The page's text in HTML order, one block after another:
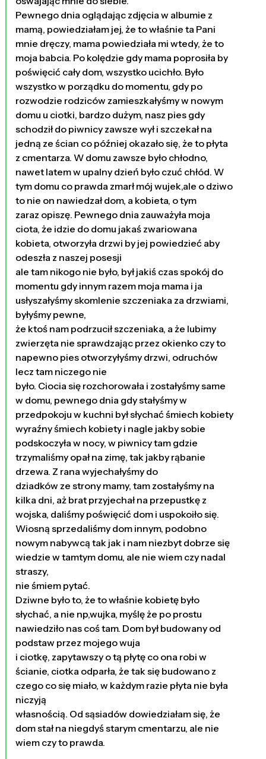
Pewnego dnia oglądając zdjęcia w albumie z
mamą, powiedziałam jej, że to właśnie ta Pani
mnie dręczy, mama powiedziała mi wtedy, że to
moja babcia. Po kolędzie gdy mama poprosiła by
poświęcić cały dom, wszystko ucichło. Było
wszystko w porządku do momentu, gdy po
rozwodzie rodziców zamieszkałyśmy w nowym
domu u ciotki, bardzo dużym, nasz pies gdy
schodził do piwnicy zawsze wył i szczekał na
jedną ze ścian co później okazało się, że to płyta
z cmentarza. W domu zawsze było chłodno,
nawet latem w upalny dzień było czuć chłód. W
tym domu co prawda zmarł mój wujek,ale o dziwo
to nie on nawiedzał dom, a kobieta, o tym
zaraz opiszę. Pewnego dnia zauważyła moja
ciota, że idzie do domu jakaś zwariowana
kobieta, otworzyła drzwi by jej powiedzieć aby
odeszła z naszej posesji
ale tam nikogo nie było, był jakiś czas spokój do
momentu gdy innym razem moja mama i ja
usłyszałyśmy skomlenie szczeniaka za drzwiami,
byłyśmy pewne,
że ktoś nam podrzucił szczeniaka, a że lubimy
zwierzęta nie sprawdzając przez okienko czy to
napewno pies otworzyłyśmy drzwi, odruchów
lecz tam niczego nie
było. Ciocia się rozchorowała i zostałyśmy same
w domu, pewnego dnia gdy stałyśmy w
przedpokoju w kuchni był słychać śmiech kobiety
wyraźny śmiech kobiety i nagle jakby sobie
podskoczyła w nocy, w piwnicy tam gdzie
trzymaliśmy opał na zimę, tak jakby rąbanie
drzewa. Z rana wyjechałyśmy do
dziadków ze strony mamy, tam zostałyśmy na
kilka dni, aż brat przyjechał na przepustkę z
wojska, daliśmy poświęcić dom i uspokoiło się.
Wiosną sprzedaliśmy dom innym, podobno
nowym nabywcą tak jak i nam niezbyt dobrze się
wiedzie w tamtym domu, ale nie wiem czy nadal
straszy,
nie śmiem pytać.
Dziwne było to, że to właśnie kobietę było
słychać, a nie np,wujka, myślę że po prostu
nawiedziło nas coś tam. Dom był budowany od
podstaw przez mojego wuja
i ciotkę, zapytawszy o tą płytę co ona robi w
ścianie, ciotka odparła, że tak się budowano z
czego co się miało, w każdym razie płyta nie była
niczyją
własnością. Od sąsiadów dowiedziałam się, że
dom stał na niegdyś starym cmentarzu, ale nie
wiem czy to prawda.